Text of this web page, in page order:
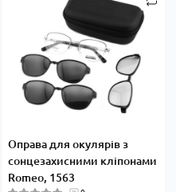
Оправа для окулярів з
сонцезахисними кліпонами
Romeo, 1563